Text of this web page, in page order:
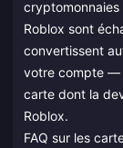
cryptomonnaies
Roblox sont
convertissent
votre compte —
carte dont la
Roblox.
FAQ sur les